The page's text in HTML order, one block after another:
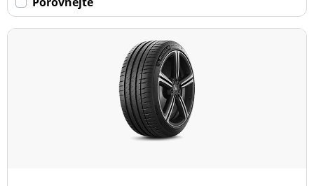
Ne dojezdové (24)